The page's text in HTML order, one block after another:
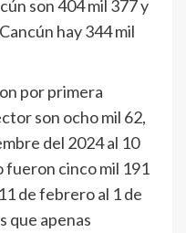
son 404 mil 377 y
hay 344 mil
por primera
son ocho mil 62,
del 2024 al 10
cinco mil 191
de febrero al 1 de
que apenas